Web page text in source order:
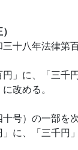
十八年法律第
」に、「三千
改める。
号）の一部を
に、「三千円